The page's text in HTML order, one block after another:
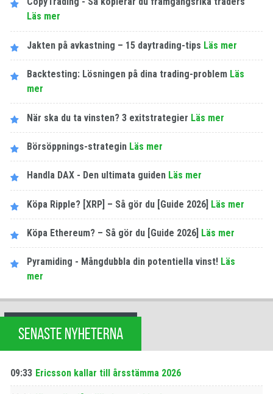
Läs mer
Jakten på avkastning – 15 daytrading-tips Läs mer
Backtesting: Lösningen på dina trading-problem Läs
mer
När ska du ta vinsten? 3 exitstrategier Läs mer
Börsöppnings-strategin Läs mer
Handla DAX - Den ultimata guiden Läs mer
Köpa Ripple? [XRP] – Så gör du [Guide 2026] Läs mer
Köpa Ethereum? – Så gör du [Guide 2026] Läs mer
Pyramiding - Mångdubbla din potentiella vinst! Läs
mer
SENASTE NYHETERNA
09:33 Ericsson kallar till årsstämma 2026